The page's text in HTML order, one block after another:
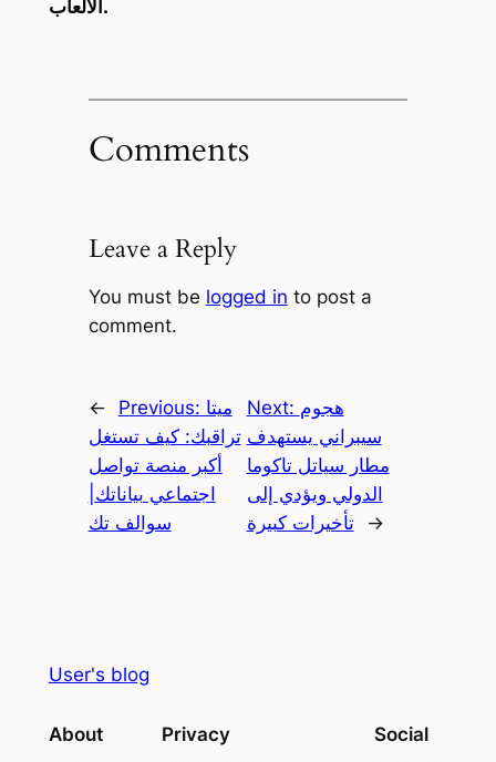
الألعاب.
Comments
Leave a Reply
You must be logged in to post a
comment.
← Previous: ميتا
تراقبك: كيف تستغل
أكبر منصة تواصل
اجتماعي بياناتك|
سوالف تك
Next: هجوم
سيبراني يستهدف
مطار سياتل تاكوما
الدولي ويؤدي إلى
تأخيرات كبيرة
→
User's blog
About Privacy Social